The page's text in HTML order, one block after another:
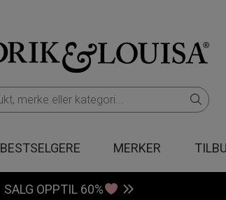
BESTSELGERE MERKER
SALG OPPTIL 60%